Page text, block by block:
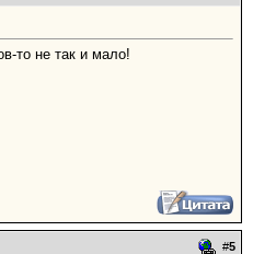
то не так и мало!
#5